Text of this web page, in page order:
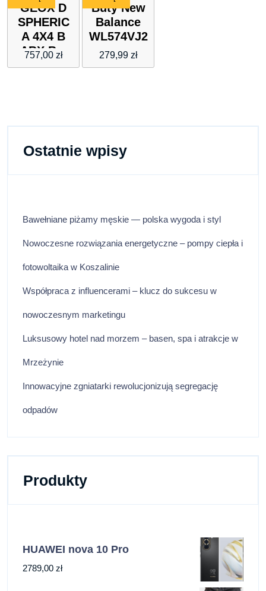
GEOX D
SPHERIC
A 4X4 B
ABX B –
SU+TE
757,00 zł
Buty New
Balance
WL574VJ2
–
niebieskie
279,99 zł
Ostatnie wpisy
Bawełniane piżamy męskie — polska wygoda i styl
Nowoczesne rozwiązania energetyczne – pompy ciepła i
fotowoltaika w Koszalinie
Współpraca z influencerami – klucz do sukcesu w
nowoczesnym marketingu
Luksusowy hotel nad morzem – basen, spa i atrakcje w
Mrzeżynie
Innowacyjne zgniatarki rewolucjonizują segregację
odpadów
Produkty
HUAWEI nova 10 Pro
2789,00 zł